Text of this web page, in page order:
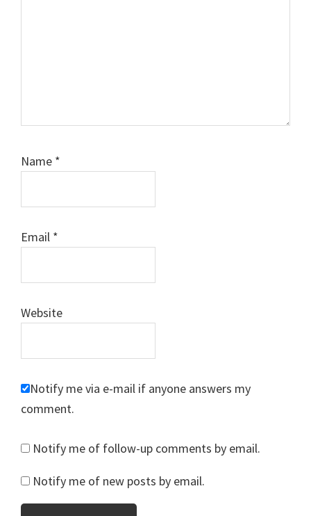
Name *
Email *
Website
Notify me via e-mail if anyone answers my
comment.
Notify me of follow-up comments by email.
Notify me of new posts by email.